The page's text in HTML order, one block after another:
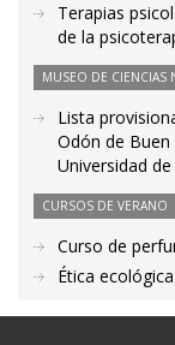
Terapias
de la
MUSEO DE CIENCIAS
Lista
Odón de
Universidad
CURSOS DE VERANO
Curso de
Ética ecológica